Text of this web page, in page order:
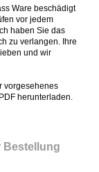
Ware beschädigt
vor jedem
haben Sie das
zu verlangen. Ihre
und wir
vorgesehenes
herunterladen.
Bestellung